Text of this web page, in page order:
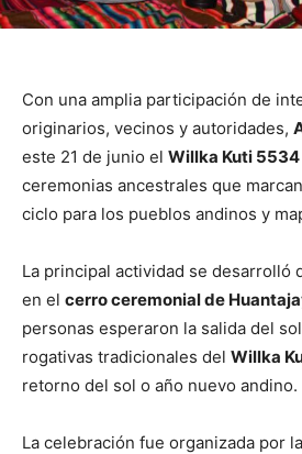
Con una amplia participación de
originarios, vecinos y autoridades,
este 21 de junio el Willka Kuti 5534
ceremonias ancestrales que
ciclo para los pueblos andinos y
La principal actividad se desarrolló
en el cerro ceremonial de
personas esperaron la salida del
rogativas tradicionales del Willka
retorno del sol o año nuevo andino.
La celebración fue organizada por la